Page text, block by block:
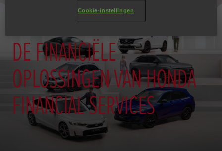
RIJD ZORGELOOS DANKZIJ
DE FINANCIËLE
OPLOSSINGEN VAN HONDA
FINANCIAL SERVICES
Cookie-instellingen